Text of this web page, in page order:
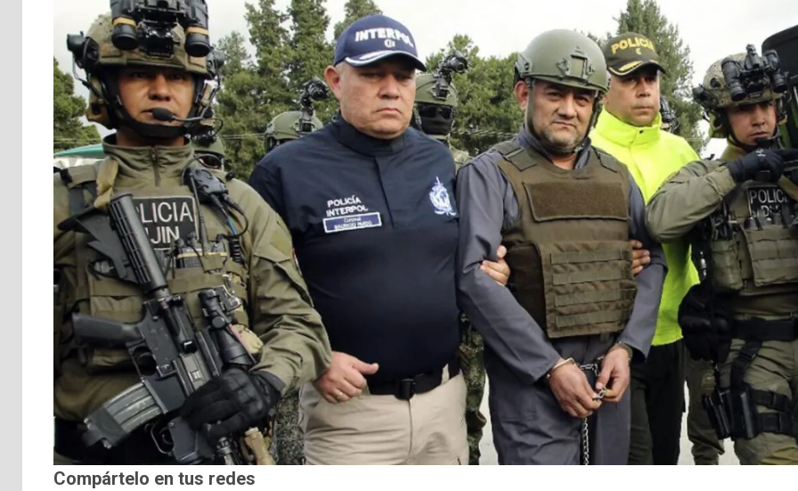
Compártelo en tus redes